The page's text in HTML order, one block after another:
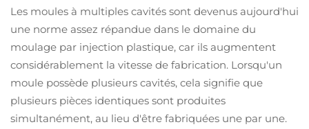
Les moules à multiples cavités sont devenus aujourd'hui
une norme assez répandue dans le domaine du
moulage par injection plastique, car ils augmentent
considérablement la vitesse de fabrication. Lorsqu'un
moule possède plusieurs cavités, cela signifie que
plusieurs pièces identiques sont produites
simultanément, au lieu d'être fabriquées une par une.